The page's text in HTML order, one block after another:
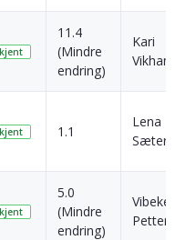
11.4
(Mindre
endring)
Kari
1.1
Lena
5.0
(Mindre
endring)
Vibeke